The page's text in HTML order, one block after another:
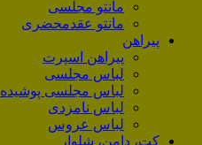
مانتو مجلسی
مانتو عقد‌محضری
پیراهن
پیراهن اسپرت
لباس مجلسی
لباس مجلسی پوشیده
لباس نامزدی
لباس عروس
کت، دامن، شلوار